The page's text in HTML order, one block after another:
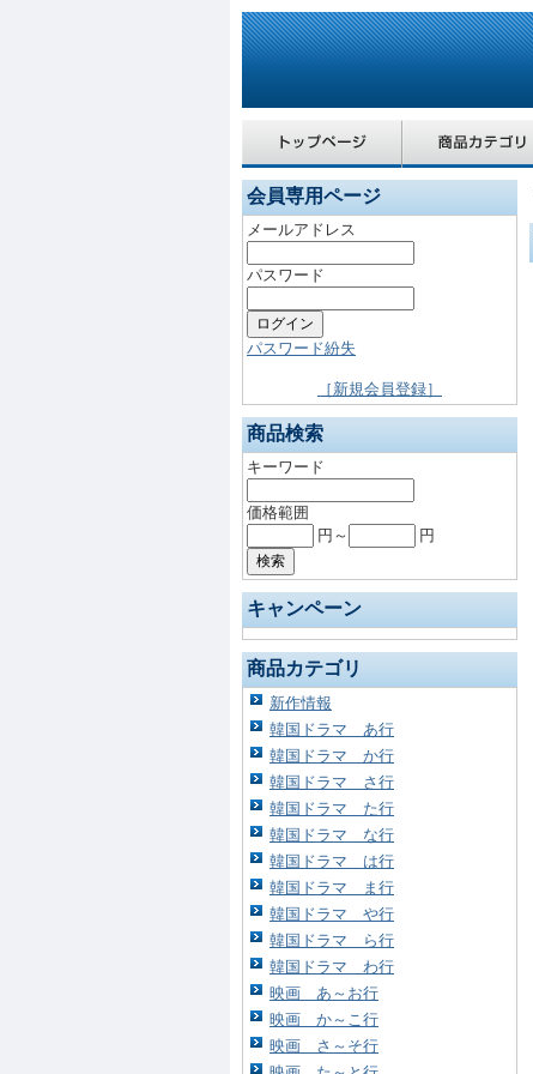
会員専用ページ
メールアドレス
パスワード
パスワード紛失
［新規会員登録］
商品検索
キーワード
価格範囲
円～
円
キャンペーン
商品カテゴリ
新作情報
韓国ドラマ あ行
韓国ドラマ か行
韓国ドラマ さ行
韓国ドラマ た行
韓国ドラマ な行
韓国ドラマ は行
韓国ドラマ ま行
韓国ドラマ や行
韓国ドラマ ら行
韓国ドラマ わ行
映画 あ～お行
映画 か～こ行
映画 さ～そ行